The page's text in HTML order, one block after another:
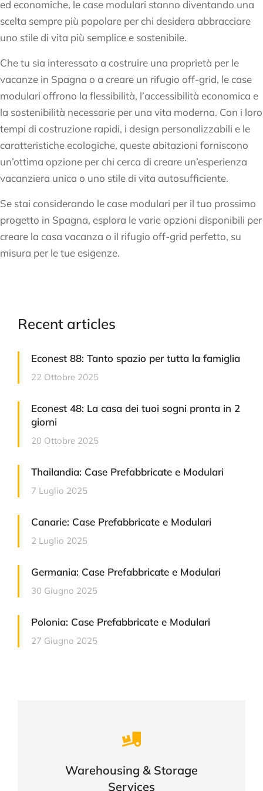
ed economiche, le case modulari stanno diventando una
scelta sempre più popolare per chi desidera abbracciare
uno stile di vita più semplice e sostenibile.
Che tu sia interessato a costruire una proprietà per le
vacanze in Spagna o a creare un rifugio off-grid, le case
modulari offrono la flessibilità, l’accessibilità economica e
la sostenibilità necessarie per una vita moderna. Con i loro
tempi di costruzione rapidi, i design personalizzabili e le
caratteristiche ecologiche, queste abitazioni forniscono
un’ottima opzione per chi cerca di creare un’esperienza
vacanziera unica o uno stile di vita autosufficiente.
Se stai considerando le case modulari per il tuo prossimo
progetto in Spagna, esplora le varie opzioni disponibili per
creare la casa vacanza o il rifugio off-grid perfetto, su
misura per le tue esigenze.
Recent articles
Econest 88: Tanto spazio per tutta la famiglia
22 Ottobre 2025
Econest 48: La casa dei tuoi sogni pronta in 2
giorni
20 Ottobre 2025
Thailandia: Case Prefabbricate e Modulari
7 Luglio 2025
Canarie: Case Prefabbricate e Modulari
2 Luglio 2025
Germania: Case Prefabbricate e Modulari
30 Giugno 2025
Polonia: Case Prefabbricate e Modulari
27 Giugno 2025
Warehousing & Storage
Services
Careful storage of your goods
VIEW DETAILS